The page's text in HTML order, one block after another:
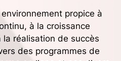
propice à
à la croissance
réalisation de succès
des programmes de